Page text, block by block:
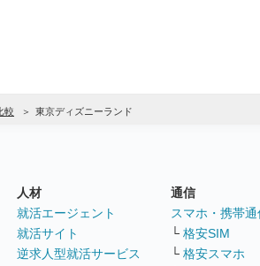
較 東京ディズニーランド
人材
就活エージェント
就活サイト
逆求人型就活サービス
通信
スマホ・携帯
└ 格安SIM
└ 格安スマホ